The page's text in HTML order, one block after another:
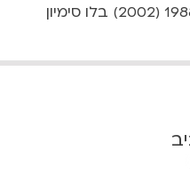
ברקע מופיעה היצירה "אור" 1988 (2002) בלו סימיון